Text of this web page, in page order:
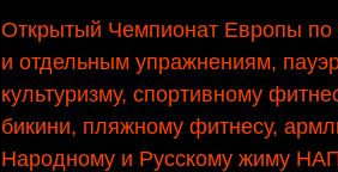
Открытый Чемпионат Европы по
и отдельным упражнениям,
культуризму, спортивному
бикини, пляжному фитнесу,
Народному и Русскому жиму